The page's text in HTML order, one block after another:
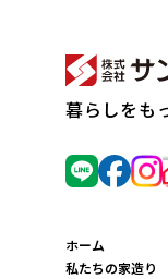
暮らしをも
ホーム
私たちの家造り